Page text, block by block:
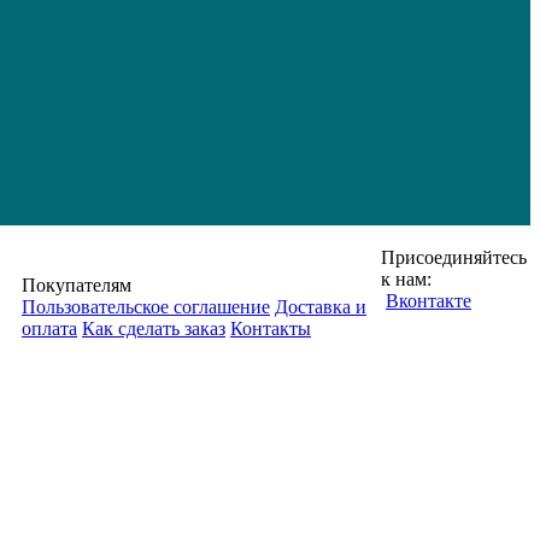
Покупателям
Пользовательское соглашение Доставка и
оплата Как сделать заказ Контакты
Присоединяйтесь
к нам:
Вконтакте